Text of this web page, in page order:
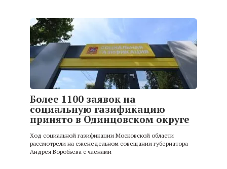
Более 1100 заявок на
социальную газификацию
принято в Одинцовском округе
Ход социальной газификации Московской области
рассмотрели на еженедельном совещании губернатора
Андрея Воробьева с членами